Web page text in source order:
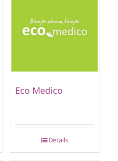
Eco Medico
Details